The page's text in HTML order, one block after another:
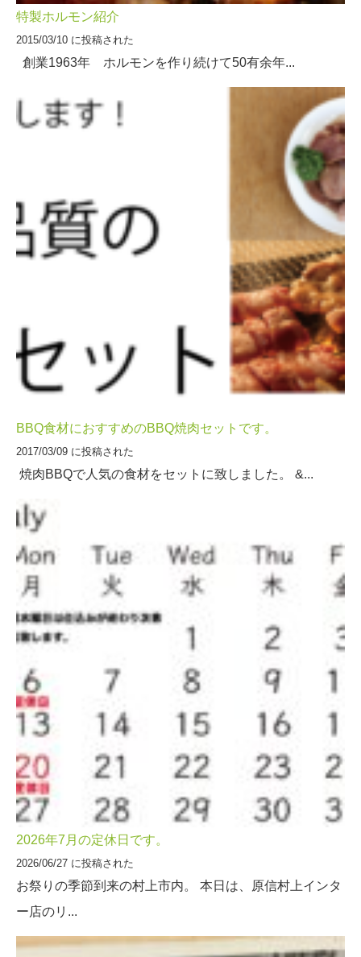
特製ホルモン紹介
2015/03/10 に投稿された
創業1963年 ホルモンを作り続けて50有余年...
BBQ食材におすすめのBBQ焼肉セットです。
2017/03/09 に投稿された
焼肉BBQで人気の食材をセットに致しました。 &...
2026年7月の定休日です。
2026/06/27 に投稿された
お祭りの季節到来の村上市内。 本日は、原信村上インタ
ー店のリ...